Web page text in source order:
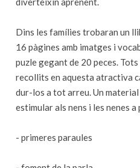
Dins les famílies trobaran un
16 pàgines amb imatges i
puzle gegant de 20 peces.
recollits en aquesta atractiva
dur-los a tot arreu. Un
estimular als nens i les nenes
- primeres paraules